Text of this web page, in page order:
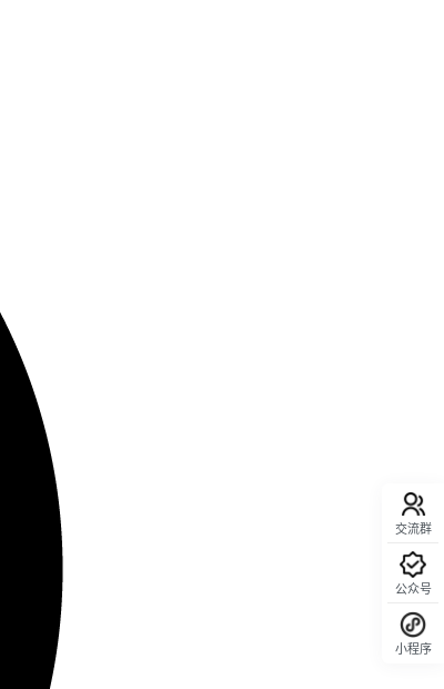
交流群
公众号
小程序